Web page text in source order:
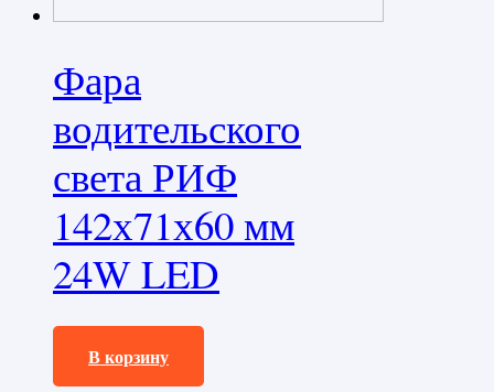
Фара
водительского
света РИФ
142х71х60 мм
24W LED
2250,0₽
В корзину